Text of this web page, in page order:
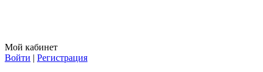
Мой кабинет
Войти | Регистрация